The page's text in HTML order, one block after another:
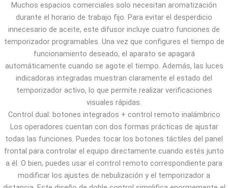
Muchos espacios comerciales solo necesitan aromatización
durante el horario de trabajo fijo. Para evitar el desperdicio
innecesario de aceite, este difusor incluye cuatro funciones de
temporizador programables. Una vez que configures el tiempo de
funcionamiento deseado, el aparato se apagará
automáticamente cuando se agote el tiempo. Además, las luces
indicadoras integradas muestran claramente el estado del
temporizador activo, lo que permite realizar verificaciones
visuales rápidas.
Control dual: botones integrados + control remoto inalámbrico
Los operadores cuentan con dos formas prácticas de ajustar
todas las funciones. Puedes tocar los botones táctiles del panel
frontal para controlar el equipo directamente cuando estés junto
a él. O bien, puedes usar el control remoto correspondiente para
modificar los ajustes de nebulización y el temporizador a